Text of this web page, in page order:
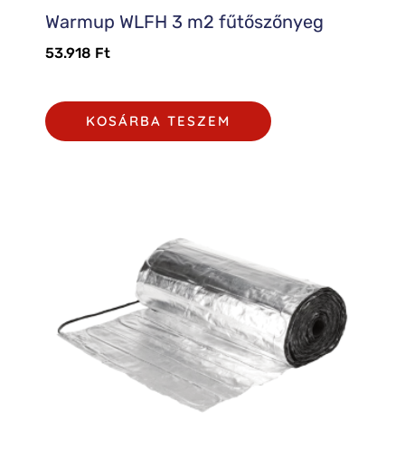
Warmup WLFH 3 m2 fűtőszőnyeg
53.918 Ft
KOSÁRBA TESZEM